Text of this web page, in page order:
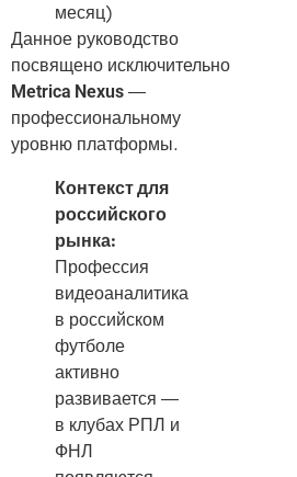
месяц)
Данное руководство
посвящено исключительно
Metrica Nexus —
профессиональному
уровню платформы.
Контекст для
российского
рынка:
Профессия
видеоаналитика
в российском
футболе
активно
развивается —
в клубах РПЛ и
ФНЛ